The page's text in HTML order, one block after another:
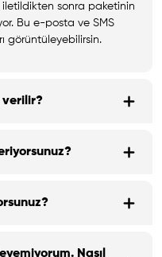
iletildikten sonra paketinin
Bu e-posta ve SMS
görüntüleyebilirsin.
verilir?
Nasıl